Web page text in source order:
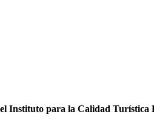
Instituto para la Calidad Turística